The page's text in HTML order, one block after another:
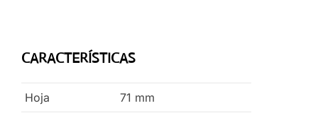
CARACTERÍSTICAS
Hoja 71 mm